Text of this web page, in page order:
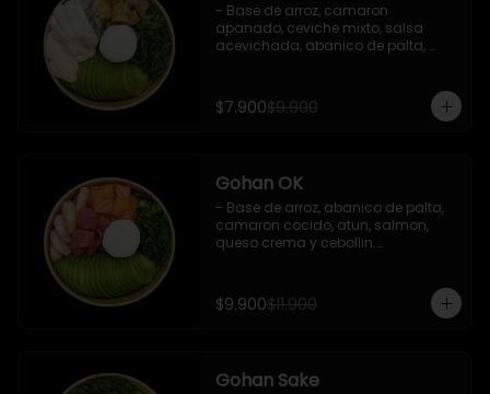
- Base de arroz, camaron
apanado, ceviche mixto, salsa
acevichada, abanico de palta,
$7.900$9.900
Gohan OK
- Base de arroz, abanico de palta,
camaron cocido, atun, salmon,
queso crema y cebollin.
$9.900$11.900
Gohan Sake